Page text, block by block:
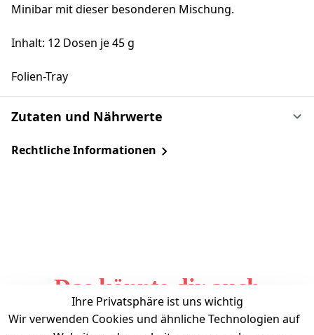
Minibar mit dieser besonderen Mischung.
Inhalt: 12 Dosen je 45 g
Folien-Tray
Zutaten und Nährwerte
Rechtliche Informationen
Das könnte dir auch
gefallen
Ihre Privatsphäre ist uns wichtig
Wir verwenden Cookies und ähnliche Technologien auf